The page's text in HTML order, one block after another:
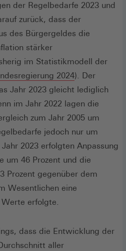
der Regelbedarfe 2023 und
zurück, dass der
des Bürgergeldes die
stärker
im Statistikmodell der
2024(Öffnet
in
einem
neuen
Fenster)
). Der
Jahr 2023 gleicht lediglich
im Jahr 2022 lagen die
zum Jahr 2005 um
jedoch nur um
2023 erfolgten Anpassung
um 46 Prozent und die
Prozent gegenüber dem
Wesentlichen eine
erfolgte.
dass die Entwicklung der
aller